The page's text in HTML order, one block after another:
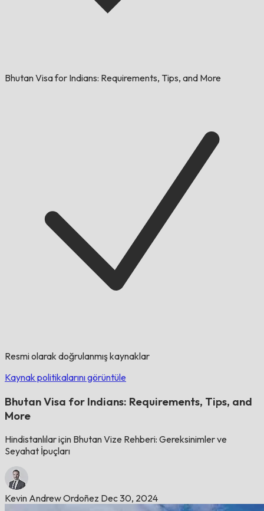
Bhutan Visa for Indians: Requirements, Tips, and More
Resmi olarak doğrulanmış kaynaklar
Kaynak politikalarını görüntüle
Bhutan Visa for Indians: Requirements, Tips, and
More
Hindistanlılar için Bhutan Vize Rehberi: Gereksinimler ve
Seyahat İpuçları
Kevin Andrew Ordoñez Dec 30, 2024